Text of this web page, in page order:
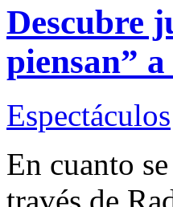
Descubre
piensan”
Espectáculos
En cuanto